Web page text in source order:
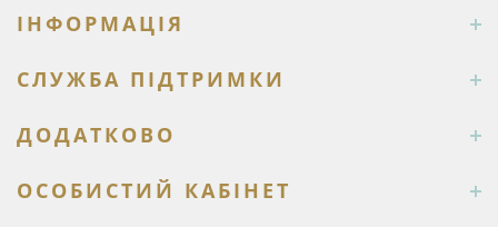
ІНФОРМАЦІЯ
СЛУЖБА ПІДТРИМКИ
ДОДАТКОВО
ОСОБИСТИЙ КАБІНЕТ